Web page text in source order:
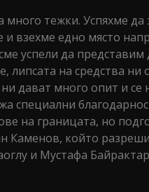
много тежки. Успяхме
взехме едно място
успели да
липсата на средства ни
дават много опит и се
специални
на границата, но
Каменов, който
и Мустафа